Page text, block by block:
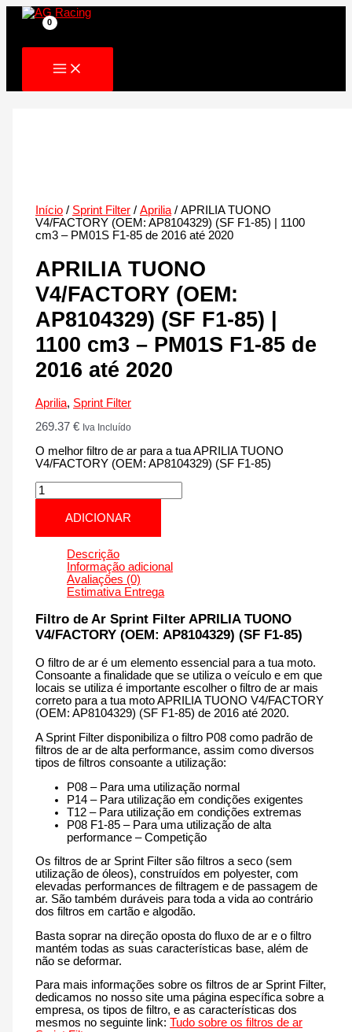
Skip
Início / Sprint Filter /Aprilia/ APRILIA TUONO
V4/FACTORY (OEM: AP8104329) (SF F1-85) | 1100
cm3 – PM01S F1-85 de 2016 até 2020
APRILIA TUONO
V4/FACTORY (OEM:
AP8104329) (SF F1-85) |
1100 cm3 – PM01S F1-85 de
2016 até 2020
Aprilia, Sprint Filter
269.37€ Iva Incluído
O melhor filtro de ar para a tua APRILIA TUONO
V4/FACTORY (OEM: AP8104329) (SF F1-85)
Quantidade
de
APRILIA
TUONO
V4/FACTORY
(OEM:
AP8104329)
|
1100
cm3
PM01S
F1-
85
de
2016
2020
ADICIONAR
Descrição
Informação adicional
Avaliações (0)
Estimativa Entrega
Filtro de Ar Sprint Filter APRILIA TUONO
V4/FACTORY (OEM: AP8104329) (SF F1-85)
O filtro de ar é um elemento essencial para a tua moto.
Consoante a finalidade que se utiliza o veículo e em que
locais se utiliza é importante escolher o filtro de ar mais
correto para a tua moto APRILIA TUONO V4/FACTORY
(OEM: AP8104329) (SF F1-85) de 2016 até 2020.
A Sprint Filter disponibiliza o filtro P08 como padrão de
filtros de ar de alta performance, assim como diversos
tipos de filtros consoante a utilização:
P08 – Para uma utilização normal
P14 – Para utilização em condições exigentes
T12 – Para utilização em condições extremas
P08 F1-85 – Para uma utilização de alta
performance – Competição
Os filtros de ar Sprint Filter são filtros a seco (sem
utilização de óleos), construídos em polyester, com
elevadas performances de filtragem e de passagem de
ar. São também duráveis para toda a vida ao contrário
dos filtros em cartão e algodão.
Basta soprar na direção oposta do fluxo de ar e o filtro
mantém todas as suas características base, além de
não se deformar.
Para mais informações sobre os filtros de ar Sprint Filter,
dedicamos no nosso site uma página específica sobre a
empresa, os tipos de filtro, e as características dos
mesmos no seguinte link:Tudo sobre os filtros de ar